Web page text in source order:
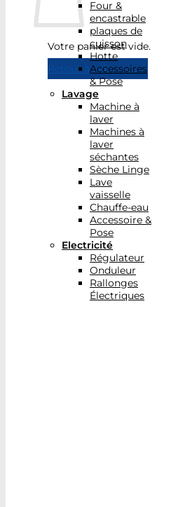
Votre panier est vide.
Retour à la boutique
Four &
encastrable
plaques de
cuisson
Hotte
Accessoires
& Pose
Lavage
Machine à
laver
Machines à
laver
séchantes
Sèche Linge
Lave
vaisselle
Chauffe-eau
Accessoire &
Pose
Electricité
Régulateur
Onduleur
Rallonges
Électriques